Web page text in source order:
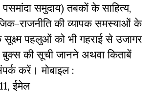
समुदाय) तबकों के साहित्‍य,
राजनीति की व्‍यापक समस्‍याओं के
पहलुओं को भी गहराई से उजागर
की सूची जानने अथवा किताबें
करें। मोबाइल :
ईमेल